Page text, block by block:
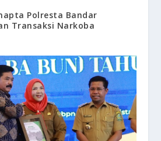
Polresta Bandar
Transaksi Narkoba